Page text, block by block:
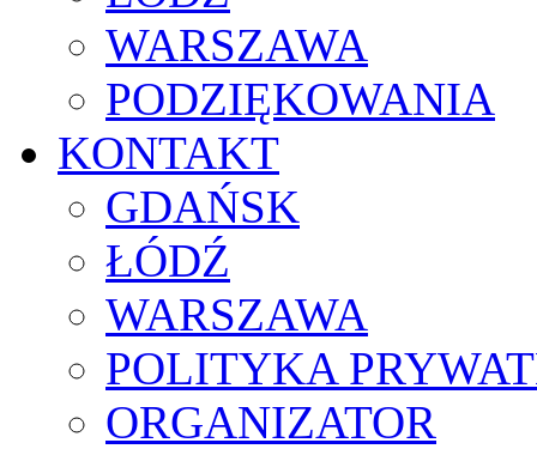
WARSZAWA
PODZIĘKOWANIA
KONTAKT
GDAŃSK
ŁÓDŹ
WARSZAWA
POLITYKA
ORGANIZATOR